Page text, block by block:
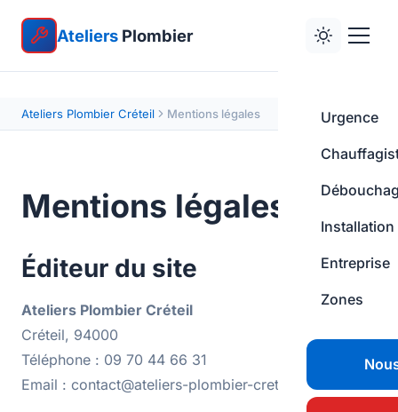
Ateliers Plombier
Urgence
Installation
Entreprise
Zones
Ateliers Plombier Créteil Mentions légales
Mentions légales
Éditeur du site
Ateliers Plombier Créteil
Créteil, 94000
Téléphone : 09 70 44 66 31
Email : contact@ateliers-plombier-creteil.fr